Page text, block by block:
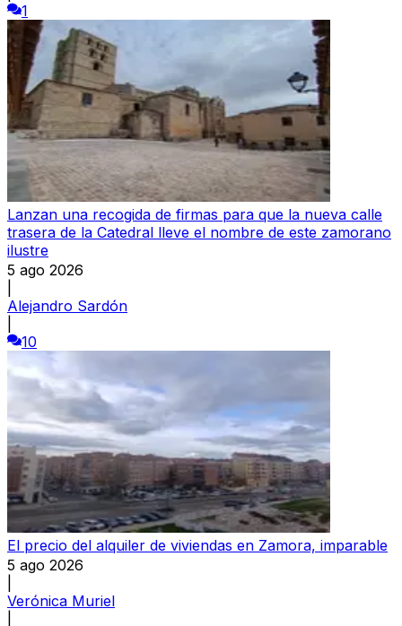
1
Lanzan una recogida de firmas para que la nueva calle
trasera de la Catedral lleve el nombre de este zamorano
ilustre
5 ago 2026
Alejandro Sardón
10
El precio del alquiler de viviendas en Zamora, imparable
5 ago 2026
Verónica Muriel